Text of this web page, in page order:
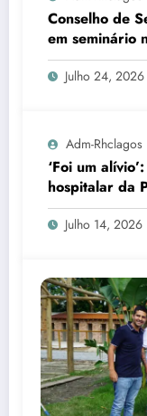
Conselho de
em seminário
Julho 24, 2026
Adm-Rhclagos
‘Foi um
hospitalar da
transforma
Julho 14, 2026